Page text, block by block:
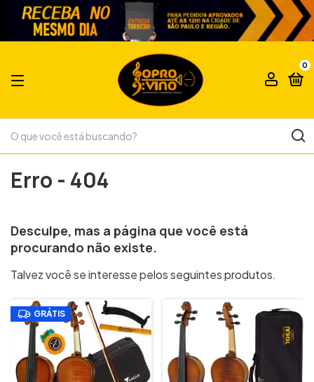
0
Erro - 404
Desculpe, mas a página que você est
procurando não existe.
Talvez você se interesse pelos seguintes produtos.
GRÁTIS